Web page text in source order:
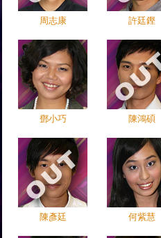
周志康 許廷鏗
鄧小巧 陳鴻碩
陳彥廷 何紫慧